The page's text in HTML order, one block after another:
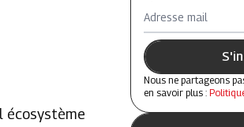
écosystème
Adresse mail
Nous ne partageons
en savoir plus :